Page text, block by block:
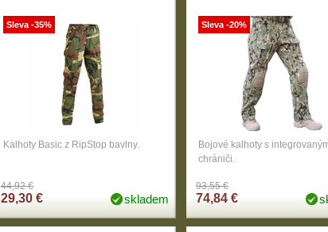
Kalhoty Basic z RipStop bavlny.
44,92 €
29,30 € skladem
Sleva -35%
Bojové kalhoty s
chrániči.
93,55 €
74,84 €
Sleva -20%